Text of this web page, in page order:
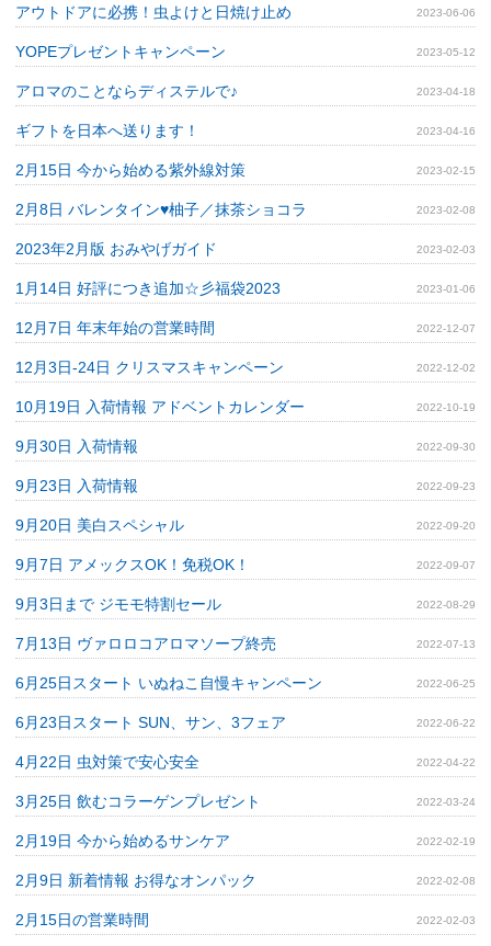
アウトドアに必携！虫よけと日焼け止め 2023-06-06
YOPEプレゼントキャンペーン 2023-05-12
アロマのことならディステルで♪ 2023-04-18
ギフトを日本へ送ります！ 2023-04-16
2月15日 今から始める紫外線対策 2023-02-15
2月8日 バレンタイン♥柚子／抹茶ショコラ 2023-02-08
2023年2月版 おみやげガイド 2023-02-03
1月14日 好評につき追加☆彡福袋2023 2023-01-06
12月7日 年末年始の営業時間 2022-12-07
12月3日‐24日 クリスマスキャンペーン 2022-12-02
10月19日 入荷情報 アドベントカレンダー 2022-10-19
9月30日 入荷情報 2022-09-30
9月23日 入荷情報 2022-09-23
9月20日 美白スペシャル 2022-09-20
9月7日 アメックスOK！免税OK！ 2022-09-07
9月3日まで ジモモ特割セール 2022-08-29
7月13日 ヴァロロコアロマソープ終売 2022-07-13
6月25日スタート いぬねこ自慢キャンペーン 2022-06-25
6月23日スタート SUN、サン、3フェア 2022-06-22
4月22日 虫対策で安心安全 2022-04-22
3月25日 飲むコラーゲンプレゼント 2022-03-24
2月19日 今から始めるサンケア 2022-02-19
2月9日 新着情報 お得なオンパック 2022-02-08
2月15日の営業時間 2022-02-03